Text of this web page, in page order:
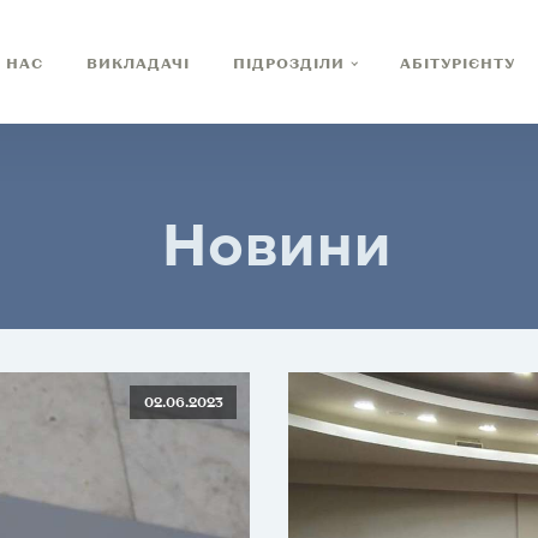
НАС ВИКЛАДАЧІ ПІДРОЗДІЛИ АБІТУРІЄНТУ
Новини
02.06.2023